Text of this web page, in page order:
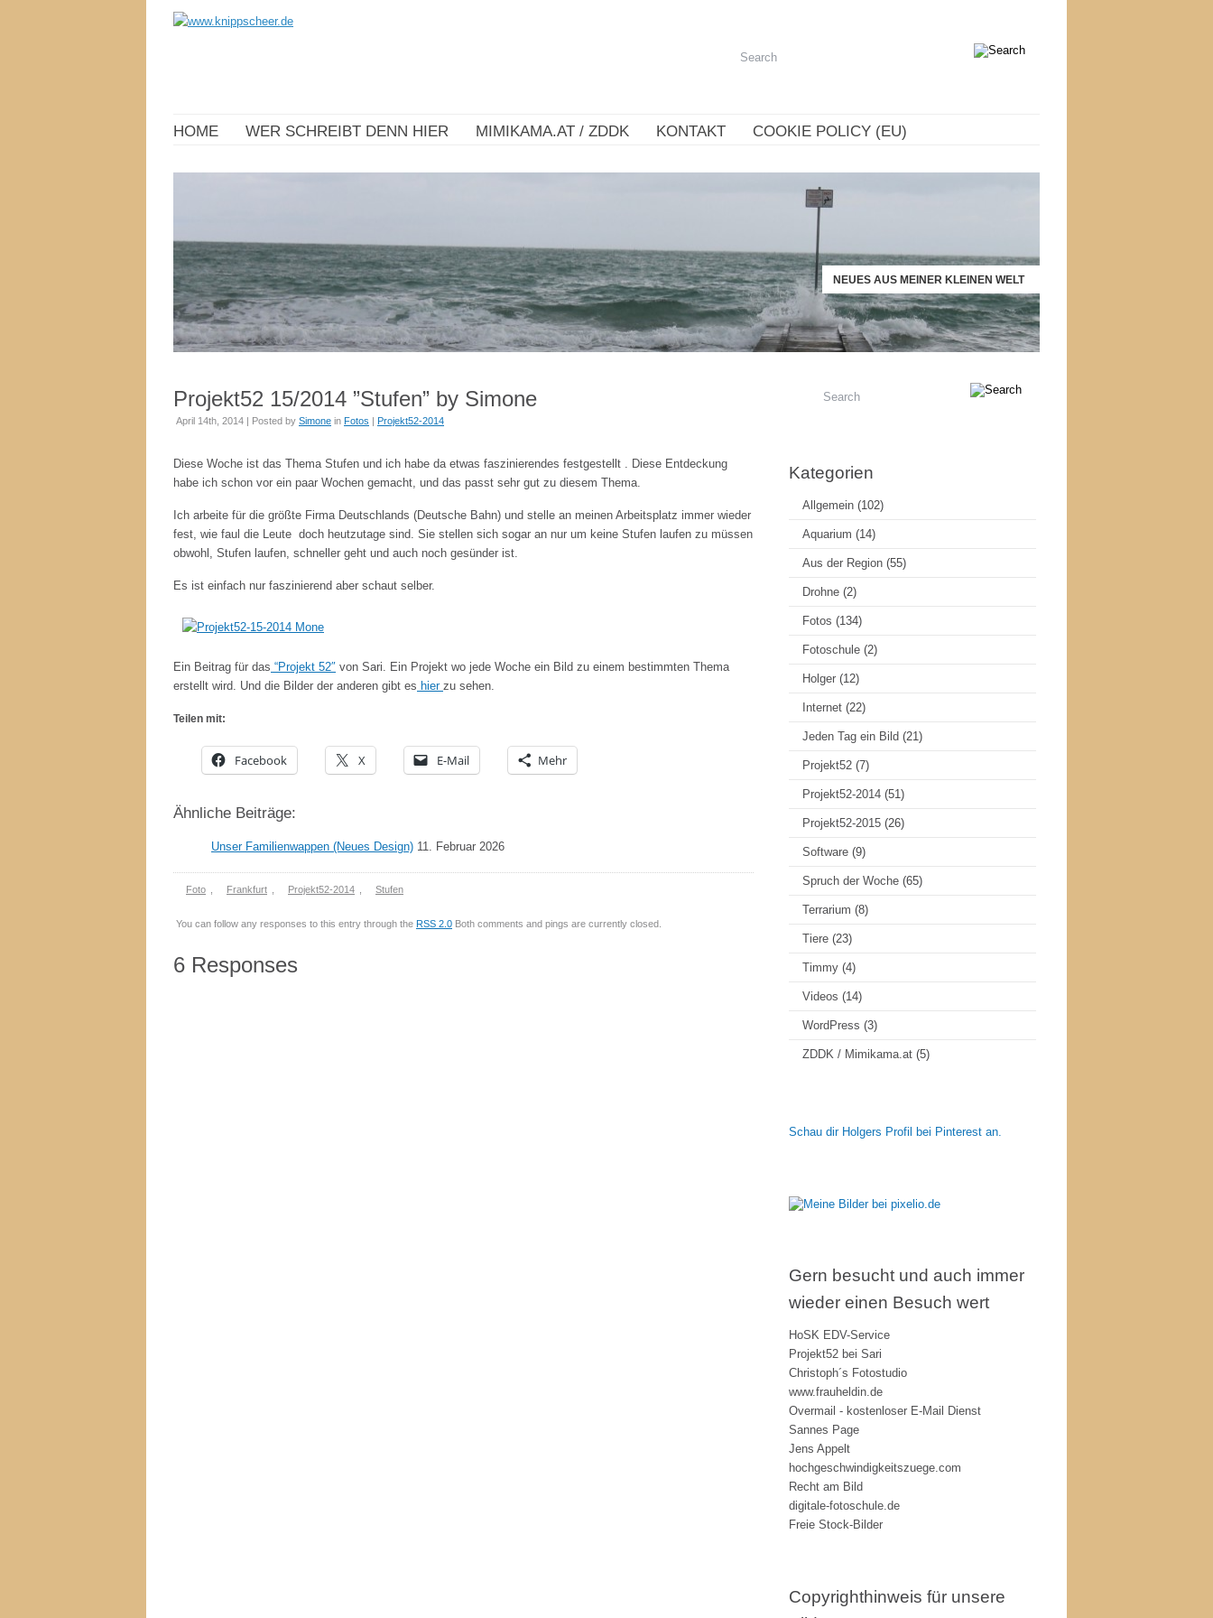
HOME WER SCHREIBT DENN HIER MIMIKAMA.AT / ZDDK KONTAKT COOKIE POLICY (EU)
NEUES AUS MEINER KLEINEN WELT
Projekt52 15/2014 ”Stufen” by Simone
April 14th, 2014 | Posted by Simone in Fotos | Projekt52-2014
Diese Woche ist das Thema Stufen und ich habe da etwas faszinierendes festgestellt . Diese Entdeckung
habe ich schon vor ein paar Wochen gemacht, und das passt sehr gut zu diesem Thema.
Ich arbeite für die größte Firma Deutschlands (Deutsche Bahn) und stelle an meinen Arbeitsplatz immer wieder
fest, wie faul die Leute doch heutzutage sind. Sie stellen sich sogar an nur um keine Stufen laufen zu müssen
obwohl, Stufen laufen, schneller geht und auch noch gesünder ist.
Es ist einfach nur faszinierend aber schaut selber.
Ein Beitrag für das “Projekt 52″ von Sari. Ein Projekt wo jede Woche ein Bild zu einem bestimmten Thema
erstellt wird. Und die Bilder der anderen gibt es hier zu sehen.
Teilen mit:
Facebook X E-Mail Mehr
Ähnliche Beiträge:
Unser Familienwappen (Neues Design) 11. Februar 2026
Foto Frankfurt Projekt52-2014 Stufen
You can follow any responses to this entry through the RSS 2.0 Both comments and pings are currently closed.
6 Responses
Kategorien
Allgemein (102)
Aquarium (14)
Aus der Region (55)
Drohne (2)
Fotos (134)
Fotoschule (2)
Holger (12)
Internet (22)
Jeden Tag ein Bild (21)
Projekt52 (7)
Projekt52-2014 (51)
Projekt52-2015 (26)
Software (9)
Spruch der Woche (65)
Terrarium (8)
Tiere (23)
Timmy (4)
Videos (14)
WordPress (3)
ZDDK / Mimikama.at (5)
Schau dir Holgers Profil bei Pinterest an.
Gern besucht und auch immer
wieder einen Besuch wert
HoSK EDV-Service
Projekt52 bei Sari
Christoph´s Fotostudio
www.frauheldin.de
Overmail - kostenloser E-Mail Dienst
Sannes Page
Jens Appelt
hochgeschwindigkeitszuege.com
Recht am Bild
digitale-fotoschule.de
Freie Stock-Bilder
Copyrighthinweis für unsere